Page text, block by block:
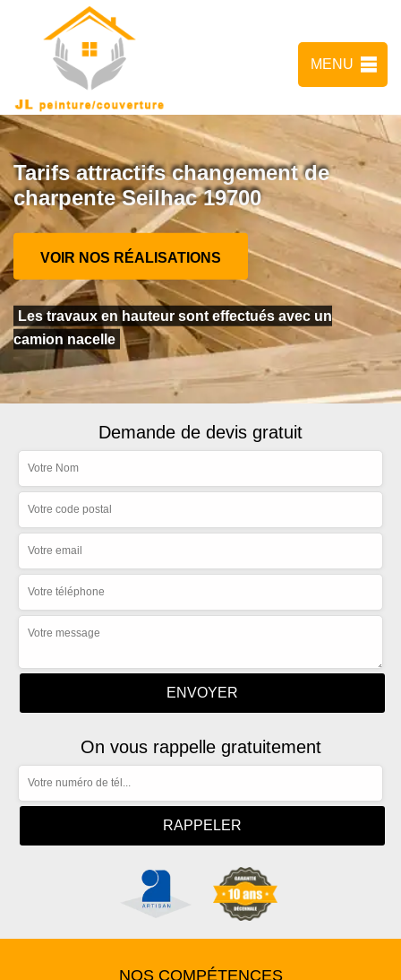
MENU
Tarifs attractifs changement de
charpente Seilhac 19700
VOIR NOS RÉALISATIONS
Les travaux en hauteur sont effectués avec un
camion nacelle
Demande de devis gratuit
On vous rappelle gratuitement
NOS COMPÉTENCES